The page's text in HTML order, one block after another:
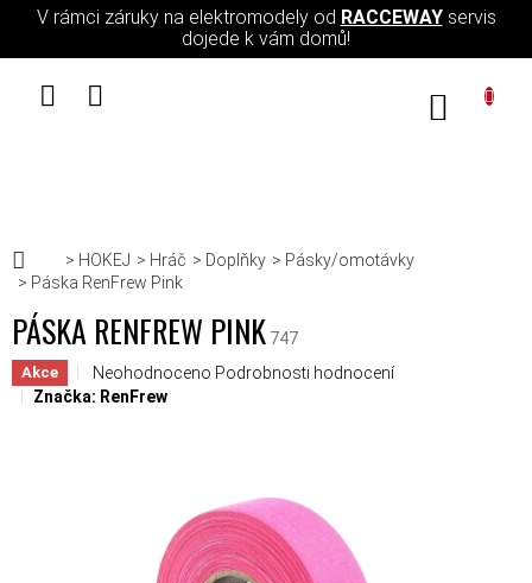
Přejít na obsah
V rámci záruky na elektromodely od RACCEWAYservis
dojede k vám domů!
Domů
HOKEJ Hráč Doplňky
Pásky/omotávky
Páska RenFrew Pink
PÁSKA RENFREW PINK 747
Akce Průměrné hodnocení produktu je 0,0 z 5 hvězdiček.
Neohodnoceno Podrobnosti hodnocení
Značka: RenFrew